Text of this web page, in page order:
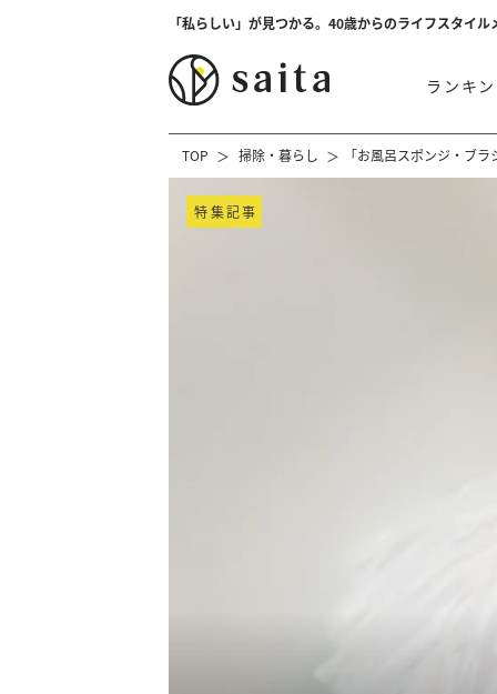
「私らしい」が見つかる。40歳からのライフスタイル
ランキ
TOP 掃除・暮らし 「お風呂スポンジ・ブ
特集記事